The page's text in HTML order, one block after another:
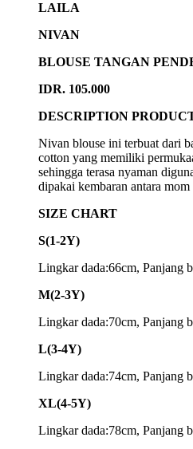
LAILA
NIVAN
BLOUSE TANGAN
IDR. 105.000
DESCRIPTION
Nivan blouse ini terbuat dari
cotton yang memiliki
sehingga terasa nyaman
dipakai kembaran antara
SIZE CHART
S(1-2Y)
Lingkar dada:66cm, Panjang
M(2-3Y)
Lingkar dada:70cm, Panjang
L(3-4Y)
Lingkar dada:74cm, Panjang
XL(4-5Y)
Lingkar dada:78cm, Panjang